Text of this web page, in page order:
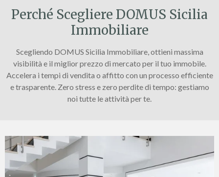
Perché Scegliere DOMUS Sicilia
Immobiliare
Scegliendo DOMUS Sicilia Immobiliare, ottieni massima
visibilità e il miglior prezzo di mercato per il tuo immobile.
Accelera i tempi di vendita o affitto con un processo efficiente
e trasparente. Zero stress e zero perdite di tempo: gestiamo
noi tutte le attività per te.